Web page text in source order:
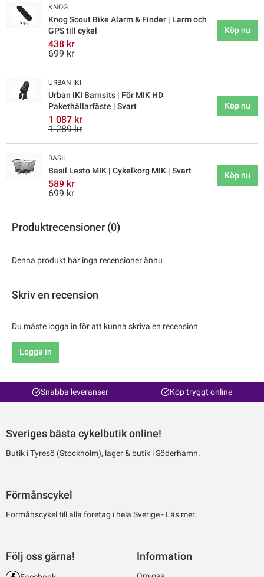
KNOG
Knog Scout Bike Alarm & Finder | Larm och
GPS till cykel
438 kr
699 kr
Köp nu
URBAN IKI
Urban IKI Barnsits | För MIK HD
Pakethållarfäste | Svart
1 087 kr
1 289 kr
Köp nu
BASIL
Basil Lesto MIK | Cykelkorg MIK | Svart
589 kr
699 kr
Köp nu
Produktrecensioner (0)
Denna produkt har inga recensioner ännu
Skriv en recension
Du måste logga in för att kunna skriva en recension
Logga in
Snabba leveranser Köp tryggt online
Sveriges bästa cykelbutik online!
Butik i Tyresö (Stockholm), lager & butik i Söderhamn.
Förmånscykel
Förmånscykel till alla företag i hela Sverige - Läs mer.
Följ oss gärna! Information